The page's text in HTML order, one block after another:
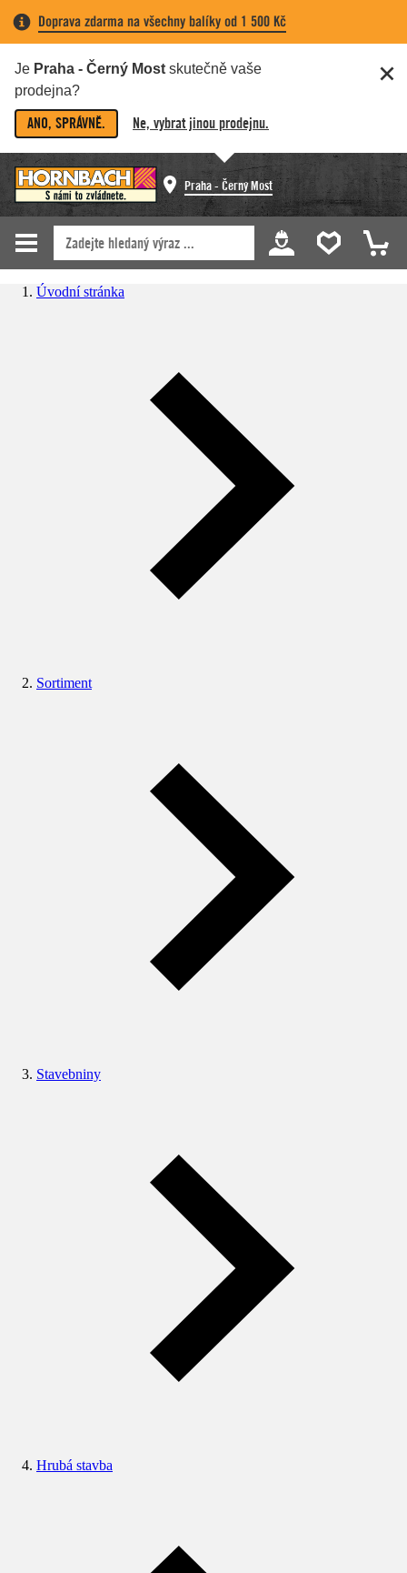
Doprava zdarma na všechny balíky od 1 500 Kč
Je Praha - Černý Most skutečně vaše
prodejna?
ANO, SPRÁVNĚ. Ne, vybrat jinou prodejnu.
Praha - Černý Most
Úvodní stránka
Sortiment
Stavebniny
Hrubá stavba